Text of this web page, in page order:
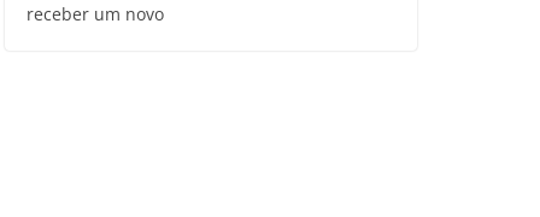
receber um novo